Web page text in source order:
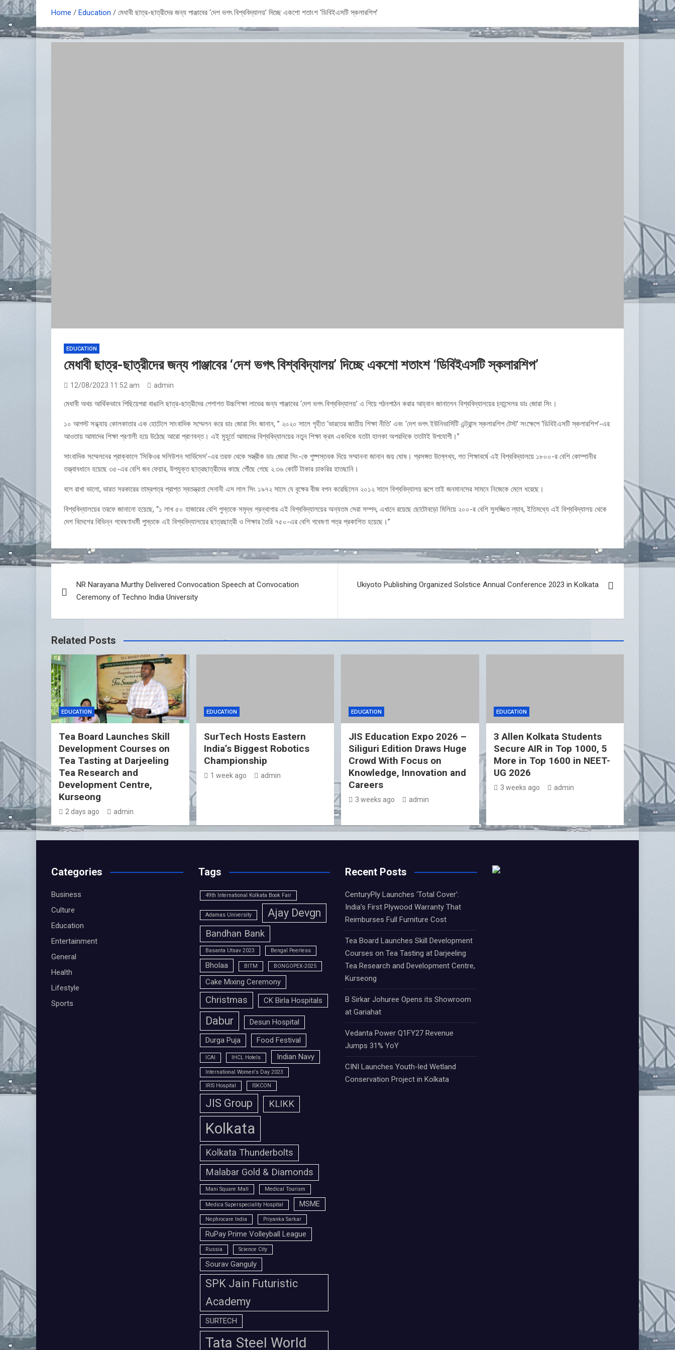
Home Education মেধাবী ছাত্র-ছাত্রীদের জন্য পাঞ্জাবের ‘দেশ ভগৎ বিশ্ববিদ্যালয়’ দিচ্ছে একশো শতাংশ ‘ডিবিইএসটি স্কলারশিপ’
EDUCATION
মেধাবী ছাত্র-ছাত্রীদের জন্য পাঞ্জাবের ‘দেশ ভগৎ বিশ্ববিদ্যালয়’ দিচ্ছে একশো শতাংশ ‘ডিবিইএসটি স্কলারশিপ’
12/08/2023 11:52 am admin
মেধাবী অথচ আর্থিকভাবে পিছিয়েপরা বাঙালি ছাত্র-ছাত্রীদের পেশাগত উচ্চশিক্ষা লাভের জন্য পাঞ্জাবের ‘দেশ ভগৎ বিশ্ববিদ্যালয়’ এ গিয়ে পঠনপাঠন করার আহ্বান জানালেন বিশ্ববিদ্যালয়ের চ্যান্সেলর ডাঃ জোরা সিং।
১০ আগস্ট সন্ধ্যায় কোলকাতার এক হোটেলে সাংবাদিক সম্মেলন করে ডাঃ জোরা সিং জানান, ” ২০২০ সালে গৃহীত ‘ভারতের জাতীয় শিক্ষা নীতি’ এবং ‘দেশ ভগৎ ইউনিভার্সিটি এন্ট্রান্স স্কলারশিপ টেস্ট’ সংক্ষেপে ‘ডিবিইএসটি স্কলারশিপ’-এর
আওতায় আমাদের শিক্ষা প্রণালী হয়ে উঠেছে আরো প্রাণবন্ত। এই মুহূর্তে আমাদের বিশ্ববিদ্যালয়ের নতুন শিক্ষা ক্রম একদিকে যতটা হালকা অপরদিকে ততটাই উপযোগী।”
সাংবাদিক সম্মেলনের প্রাক্কালে ‘সিকিওর সলিউশন সার্ভিসেস’-এর তরফ থেকে সস্ত্রীক ডাঃ জোরা সিং-কে পুষ্পস্তবক দিয়ে সম্মাননা জানান জয় ঘোষ। প্রসঙ্গত উল্লেখ্য, গত শিক্ষাবর্ষে এই বিশ্ববিদ্যালয়ে ১৮০০-র বেশি কোম্পানীর
তত্ত্বাবধানে হয়েছে ৩৫-এর বেশি জব ফেয়ার, উপযুক্ত ছাত্রছাত্রীদের কাছে পৌঁছে গেছে ২.৩৬ কোটি টাকার চাকরির হাতছানি।
বলে রাখা ভালো, ভারত সরকারের তাম্রপত্র প্রাপ্ত স্বতন্ত্রতা সেনানী এস লাল সিং ১৯৭২ সালে যে বৃক্ষের বীজ বপন করেছিলেন ২০১২ সালে বিশ্ববিদ্যালয় রূপে তাই জনমানসের সামনে নিজেকে মেলে ধরেছে।
বিশ্ববিদ্যালয়ের তরফে জানানো হয়েছে, “১ লাখ ৫০ হাজারের বেশি পুস্তকে সমৃদ্ধ গ্রন্থাগার এই বিশ্ববিদ্যালয়ের অন্যতম সেরা সম্পদ, এখানে রয়েছে ছোটোবড়ো মিলিয়ে ২০০-র বেশি সুসজ্জিত ল্যাব, ইতিমধ্যে এই বিশ্ববিদ্যালয় থেকে
দেশ বিদেশের বিভিন্ন গবেষণাধর্মী পুস্তকে এই বিশ্ববিদ্যালয়ের ছাত্রছাত্রী ও শিক্ষার তৈরি ৭৫০-এর বেশি গবেষণা পত্র প্রকাশিত হয়েছে।”
Post
navigation
NR Narayana Murthy Delivered Convocation Speech at Convocation
Ceremony of Techno India University
Ukiyoto Publishing Organized Solstice Annual Conference 2023 in Kolkata
Related Posts
EDUCATION
Tea Board Launches Skill
Development Courses on
Tea Tasting at Darjeeling
Tea Research and
Development Centre,
Kurseong
2 days ago admin
EDUCATION
SurTech Hosts Eastern
India’s Biggest Robotics
Championship
1 week ago admin
EDUCATION
JIS Education Expo 2026 –
Siliguri Edition Draws Huge
Crowd With Focus on
Knowledge, Innovation and
Careers
3 weeks ago admin
EDUCATION
3 Allen Kolkata Students
Secure AIR in Top 1000, 5
More in Top 1600 in NEET-
UG 2026
3 weeks ago admin
Categories
Business
Culture
Education
Entertainment
General
Health
Lifestyle
Sports
Tags
49th International Kolkata Book Fair
Adamas University Ajay Devgn
Bandhan Bank
Basanta Utsav 2023 Bengal Peerless
Bholaa BITM BONGOPEX-2025
Cake Mixing Ceremony
Christmas CK Birla Hospitals
Dabur
Desun Hospital
Durga Puja
Food Festival
ICAI IHCL Hotels Indian Navy
International Women's Day 2023
IRIS Hospital ISKCON
JIS Group KLIKK
Kolkata
Kolkata Thunderbolts
Malabar Gold & Diamonds
Mani Square Mall Medical Tourism
Medica Superspeciality Hospital MSME
Nephrocare India Priyanka Sarkar
RuPay Prime Volleyball League
Russia Science City
Sourav Ganguly
SPK Jain Futuristic
Academy
SURTECH
Tata Steel World
Recent Posts
CenturyPly Launches ‘Total Cover’:
India’s First Plywood Warranty That
Reimburses Full Furniture Cost
Tea Board Launches Skill Development
Courses on Tea Tasting at Darjeeling
Tea Research and Development Centre,
Kurseong
B Sirkar Johuree Opens its Showroom
at Gariahat
Vedanta Power Q1FY27 Revenue
Jumps 31% YoY
CINI Launches Youth-led Wetland
Conservation Project in Kolkata